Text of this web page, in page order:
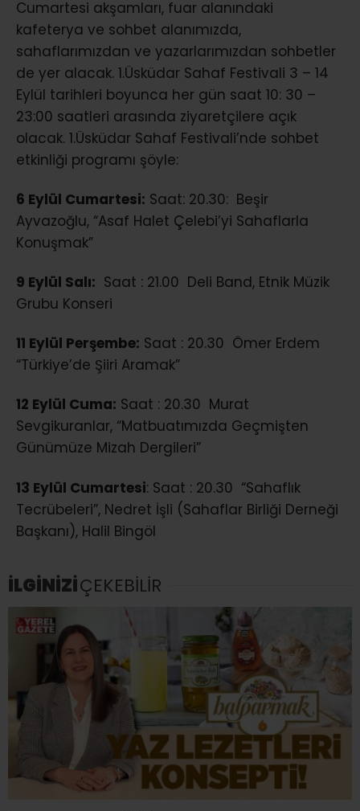
Cumartesi akşamları, fuar alanındaki
kafeterya ve sohbet alanımızda,
sahaflarımızdan ve yazarlarımızdan sohbetler
de yer alacak. 1.Üsküdar Sahaf Festivali 3 – 14
Eylül tarihleri boyunca her gün saat 10: 30 –
23:00 saatleri arasında ziyaretçilere açık
olacak. 1.Üsküdar Sahaf Festivali’nde sohbet
etkinliği programı şöyle:
6 Eylül Cumartesi: Saat: 20.30: Beşir
Ayvazoğlu, “Asaf Halet Çelebi’yi Sahaflarla
Konuşmak”
9 Eylül Salı: Saat : 21.00 Deli Band, Etnik Müzik
Grubu Konseri
11 Eylül Perşembe: Saat : 20.30 Ömer Erdem
“Türkiye’de Şiiri Aramak”
12 Eylül Cuma: Saat : 20.30 Murat
Sevgikuranlar, “Matbuatımızda Geçmişten
Günümüze Mizah Dergileri”
13 Eylül Cumartesi: Saat : 20.30 “Sahaflık
Tecrübeleri”, Nedret İşli (Sahaflar Birliği Derneği
Başkanı), Halil Bingöl
İLGİNİZİÇEKEBİLİR